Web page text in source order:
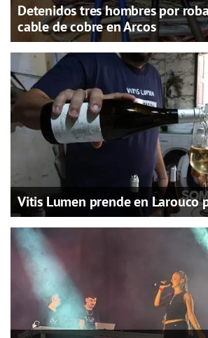
Detenidos tres hombres por
cable de cobre en Arcos
Vitis Lumen prende en Larouco